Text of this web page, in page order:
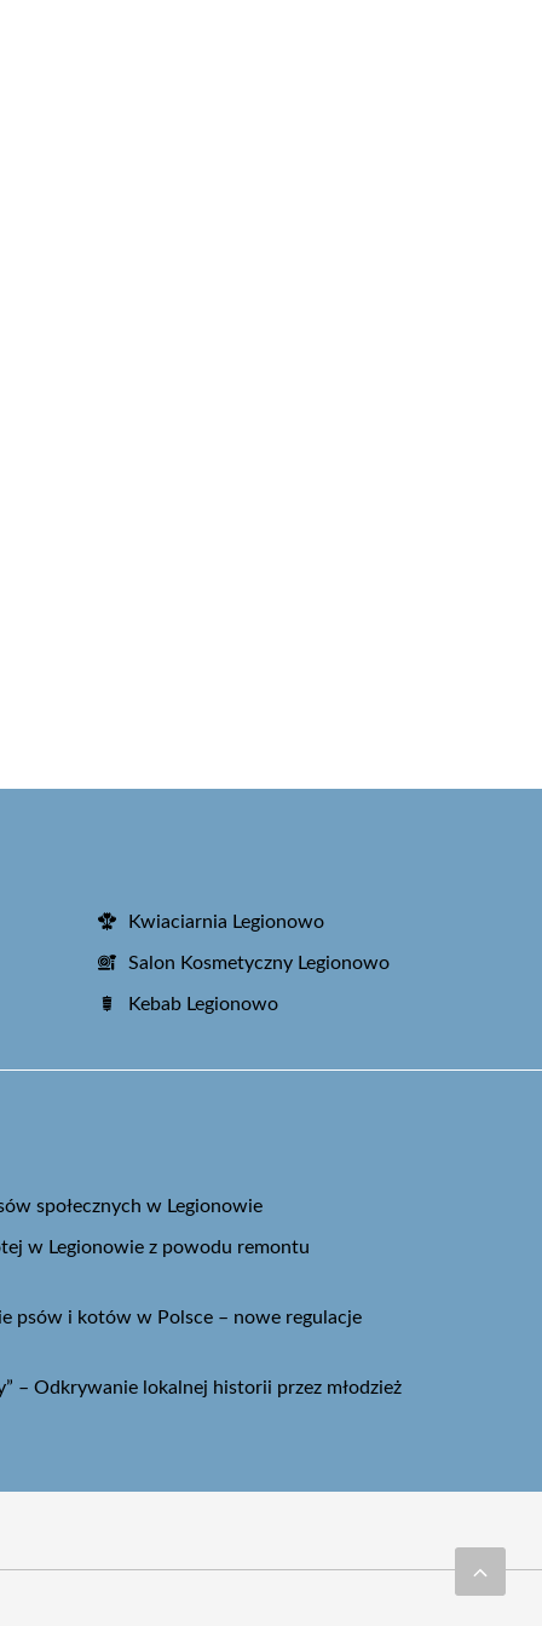
Kwiaciarnia Legionowo
Salon Kosmetyczny Legionowo
Kebab Legionowo
społecznych w Legionowie
w Legionowie z powodu remontu
psów i kotów w Polsce – nowe regulacje
– Odkrywanie lokalnej historii przez młodzież